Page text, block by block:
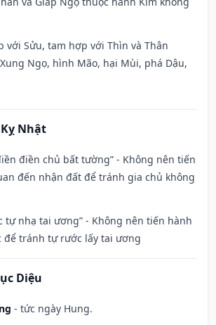
với Sửu, tam hợp với Thìn và Thân
Ngọ, hình Mão, hại Mùi, phá Dậu,
Nhật
điền chủ bất tường” - Không nên tiến
đến nhận đất để tránh gia chủ không
tự nhạ tai ương” - Không nên tiến hành
để tránh tự rước lấy tai ương
Diệu
- tức ngày Hung.